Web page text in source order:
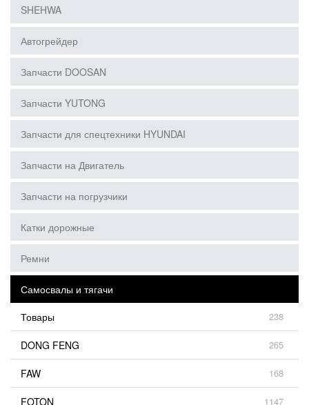
SHEHWA
Автогрейдер
Запчасти DOOSAN
Запчасти YUTONG
Запчасти для спецтехники HYUNDAI
Запчасти на Двигатель
Запчасти на погрузчики
Катки дорожные
Ремни
Самосвалы и тягачи
Товары
238
DONG FENG 265
FAW 168
FOTON 1147